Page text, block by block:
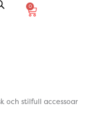
0
Varukorg
och stilfull accessoar